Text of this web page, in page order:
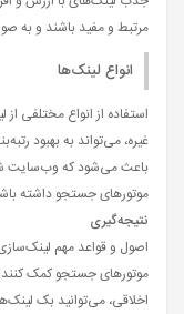
مرتبط و مفید باشند و به
انواع لینک‌ها
استفاده از انواع مختلفی
غیره، می‌تواند به بهبود
باعث می‌شود که وب‌سایت
موتورهای جستجو داشته
نتیجه‌گیری
اصول و قواعد مهم
موتورهای جستجو کمک
اخلاقی، می‌توانید بک